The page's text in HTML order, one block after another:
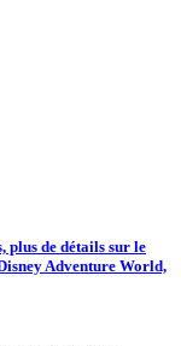
plus de détails sur le
Adventure World,